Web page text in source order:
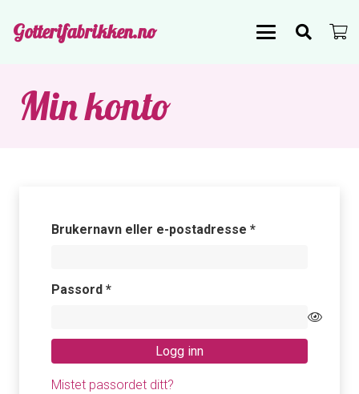
Gotterifabrikken.no
Min konto
Brukernavn eller e-postadresse *Påkrevd
Passord *Påkrevd
Logg inn
Mistet passordet ditt?